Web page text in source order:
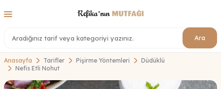
Ara
Anasayfa Tarifler Pişirme Yöntemleri
Düdüklü
Nefis Etli Nohut